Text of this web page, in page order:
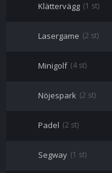
Klättervägg (1 st)
Lasergame (2 st)
Minigolf (4 st)
Nöjespark (2 st)
Padel (2 st)
Segway (1 st)